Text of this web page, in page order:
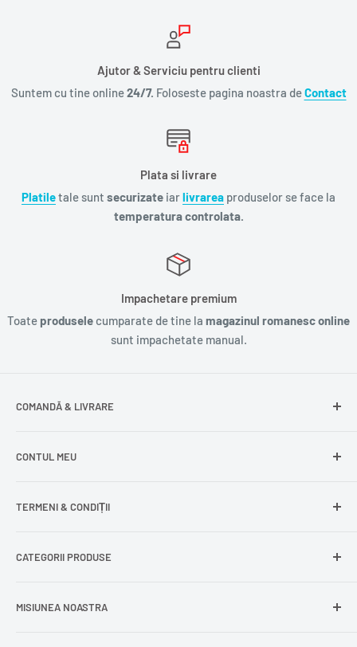
Ajutor & Serviciu pentru clienti
Suntem cu tine online24/7. Foloseste pagina noastra deContact
Plata si livrare
Platiletale sunt securizate iarlivrarea produselor se face la
temperatura controlata.
Impachetare premium
Toate produsele cumparate de tine la magazinul romanesc online
sunt impachetate manual.
COMANDĂ & LIVRARE
Livrare gratuită
CONTUL MEU
Comenzile mele
Cont nou
Comandă ca oaspete
TERMENI & CONDIȚII
Politica de returnare
Politica de expediere
CATEGORII PRODUSE
Dulciuri și snacks
MISIUNEA NOASTRA